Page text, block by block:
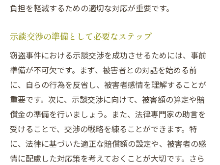
迅速な示談交渉のメリットとデメリット
被害者への迅速な対応がもたらす効果
示談成立までの具体的なプロセス
早期解決に向けた実践例の紹介
刑事事件における示談交渉の流れと埼玉県での
実践例
示談交渉の一般的な流れと注意点
埼玉県での具体的な示談交渉事例
各段階での法律専門家の役割
負担を軽減するための適切な対応が重要です。
示談交渉の準備として必要なステップ
窃盗事件における示談交渉を成功させるためには、事前
準備が不可欠です。まず、被害者との対話を始める前
に、自らの行為を反省し、被害者感情を理解することが
重要です。次に、示談交渉に向けて、被害額の算定や賠
償金の準備を行いましょう。また、法律専門家の助言を
受けることで、交渉の戦略を練ることができます。特
に、法律に基づいた適正な賠償額の設定や、被害者の感
情に配慮した対応策を考えておくことが大切です。さら